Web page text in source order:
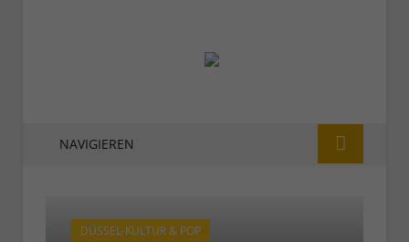
NAVIGIEREN
DÜSSEL-KULTUR & POP